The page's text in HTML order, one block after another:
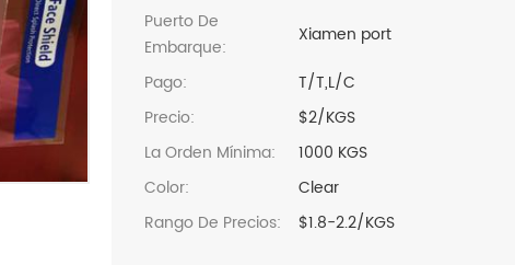
Puerto De
Embarque:
Xiamen port
Pago:
T/T,L/C
Precio:
$2/KGS
La Orden Mínima:
1000 KGS
Color:
Clear
Rango De Precios:
$1.8-2.2/KGS